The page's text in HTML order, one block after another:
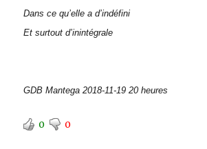
Dans ce qu’elle a d’indéfini
Et surtout d’inintégrale
GDB Mantega 2018-11-19 20 heures
0 0